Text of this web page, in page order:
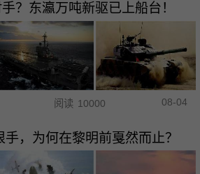
？东瀛万吨新驱已上船台！
阅读 10000 08-04
，为何在黎明前戛然而止？